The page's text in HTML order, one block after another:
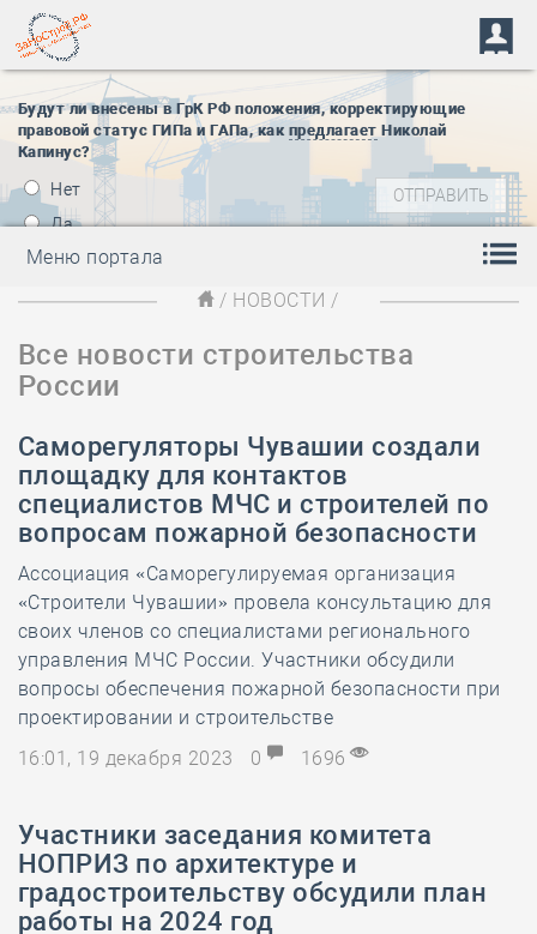
Будут ли внесены в ГрК РФ положения, корректирующие
правовой статус ГИПа и ГАПа, как предлагает Николай
Капинус?
Нет
Да
Меню портала
/ НОВОСТИ /
Все новости строительства
России
Саморегуляторы Чувашии создали
площадку для контактов
специалистов МЧС и строителей по
вопросам пожарной безопасности
Ассоциация «Саморегулируемая организация
«Строители Чувашии» провела консультацию для
своих членов со специалистами регионального
управления МЧС России. Участники обсудили
вопросы обеспечения пожарной безопасности при
проектировании и строительстве
16:01, 19 декабря 2023
0 1696
Участники заседания комитета
НОПРИЗ по архитектуре и
градостроительству обсудили план
работы на 2024 год